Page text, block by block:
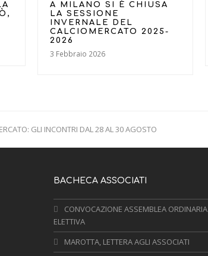
A MILANO SI È CHIUSA
LA SESSIONE
INVERNALE DEL
CALCIOMERCATO 2025-
2026
3 Febbraio 2026
GLI INCONTRI DAL 28 AL 30 AGOSTO
BACHECA ASSOCIATI
CONVOCAZIONE ASSEMBLEA ORDINARIA
ELETTIVA
MAROTTA, LETTERA AGLI ASSOCIATI